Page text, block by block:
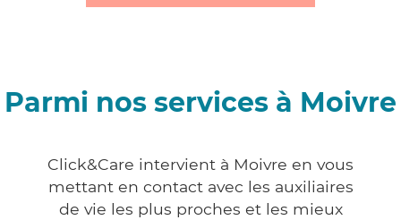
Parmi nos services à Moivre
Click&Care intervient à Moivre en vous
mettant en contact avec les auxiliaires
de vie les plus proches et les mieux